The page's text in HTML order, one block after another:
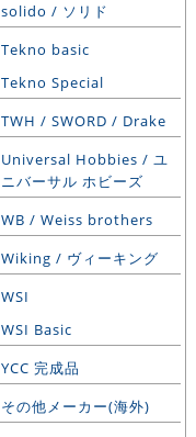
solido / ソリド
Tekno basic
Tekno Special
TWH / SWORD / Drake
Universal Hobbies / ユ
ニバーサル ホビーズ
WB / Weiss brothers
Wiking / ヴィーキング
WSI
WSI Basic
YCC 完成品
その他メーカー(海外)